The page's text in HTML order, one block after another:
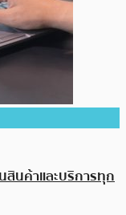
นค้าและบริการทุก